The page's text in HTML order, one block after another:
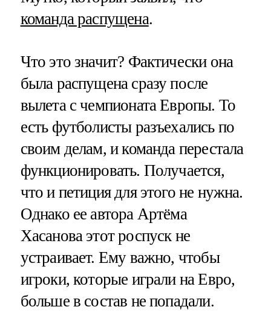
команда распущена.
Что это значит? Фактически она
была распущена сразу после
вылета с чемпионата Европы. То
есть футболисты разъехались по
своим делам, и команда перестала
функционировать. Получается,
что и петиция для этого не нужна.
Однако ее автора Артёма
Хасанова этот роспуск не
устраивает. Ему важно, чтобы
игроки, которые играли на Евро,
больше в состав не попадали.